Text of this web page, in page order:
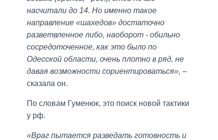
насчитали до 14. Но именно такое
направление «шахедов» достаточно
разветвленное либо, наоборот - обильно
сосредоточенное, как это было по
Одесской области, очень плотно в ряд, не
давая возможности сориентироваться», –
сказала он.
По словам Гуменюк, это поиск новой тактики
у рф.
«Враг пытается разведать готовность и